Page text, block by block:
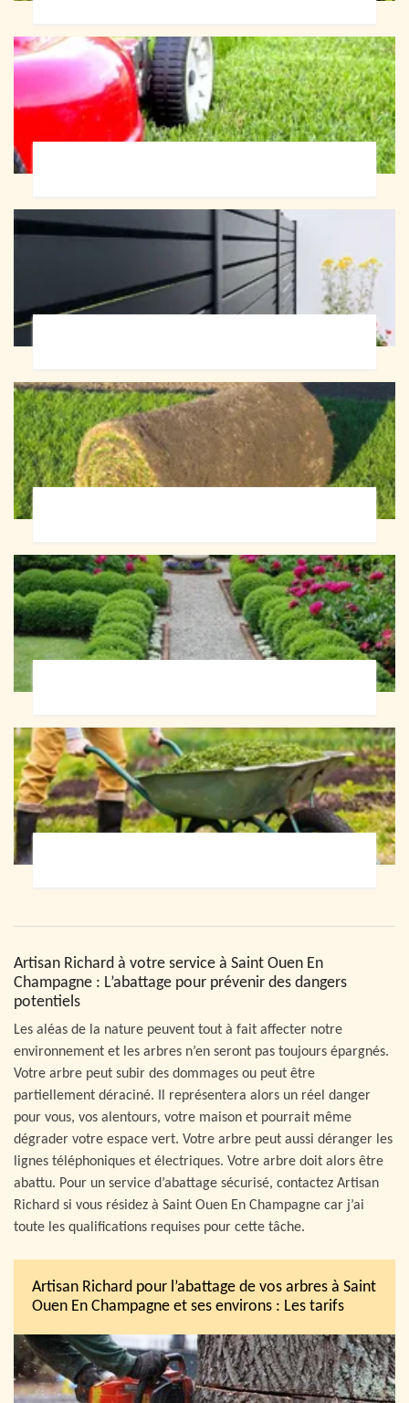
Artisan Richard à votre service à Saint Ouen En
Champagne : L’abattage pour prévenir des dangers
potentiels
Les aléas de la nature peuvent tout à fait affecter notre
environnement et les arbres n’en seront pas toujours épargnés.
Votre arbre peut subir des dommages ou peut être
partiellement déraciné. Il représentera alors un réel danger
pour vous, vos alentours, votre maison et pourrait même
dégrader votre espace vert. Votre arbre peut aussi déranger les
lignes téléphoniques et électriques. Votre arbre doit alors être
abattu. Pour un service d’abattage sécurisé, contactez Artisan
Richard si vous résidez à Saint Ouen En Champagne car j’ai
toute les qualifications requises pour cette tâche.
Artisan Richard pour l’abattage de vos arbres à Saint
Ouen En Champagne et ses environs : Les tarifs